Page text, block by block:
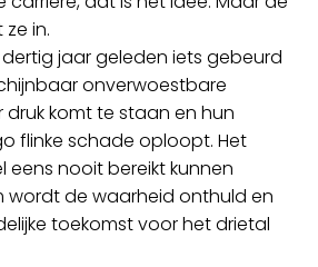
Huisgenoten
Contact
in.
jaar geleden iets gebeurd
onverwoestbare
komt te staan en hun
flinke schade oploopt. Het
nooit bereikt kunnen
wordt de waarheid onthuld en
toekomst voor het drietal